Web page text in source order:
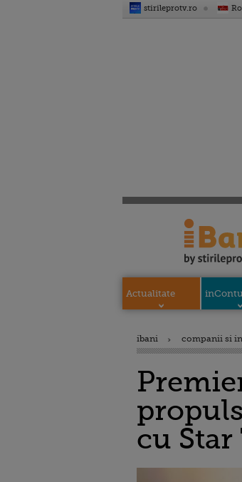
stirileprotv.ro
Actualitate
ibani companii si
cu Star